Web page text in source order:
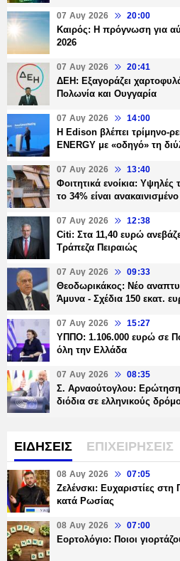
07 Αυγ 2026 20:00
Καιρός: Η πρόγνωση για
2026
07 Αυγ 2026 20:41
ΔΕΗ: Εξαγοράζει
Πολωνία και Ουγγαρία
07 Αυγ 2026 14:00
Η Edison βλέπει τρίμηνο-
ENERGY με «οδηγό» τη
07 Αυγ 2026 13:40
Φοιτητικά ενοίκια: Υψηλές
το 34% είναι ανακαινισμένο
07 Αυγ 2026 12:38
Citi: Στα 11,40 ευρώ
Τράπεζα Πειραιώς
07 Αυγ 2026 09:33
Θεοδωρικάκος: Νέο
Άμυνα - Σχέδια 150 εκατ.
07 Αυγ 2026 15:27
ΥΠΠΟ: 1.106.000 ευρώ σε
όλη την Ελλάδα
07 Αυγ 2026 08:35
Σ. Αρναούτογλου: Ερώτηση
διόδια σε ελληνικούς
ΕΙΔΗΣΕΙΣ ΕΠΙΧΕΙΡΗΣΕΙΣ
08 Αυγ 2026 07:05
Ζελένσκι: Ευχαριστίες
κατά Ρωσίας
08 Αυγ 2026 07:00
Εορτολόγιο: Ποιοι